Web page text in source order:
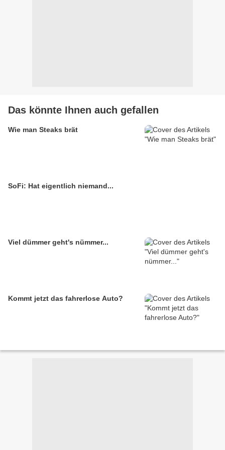
Das könnte Ihnen auch gefallen
Wie man Steaks brät
SoFi: Hat eigentlich niemand...
Viel dümmer geht's nümmer...
Kommt jetzt das fahrerlose Auto?